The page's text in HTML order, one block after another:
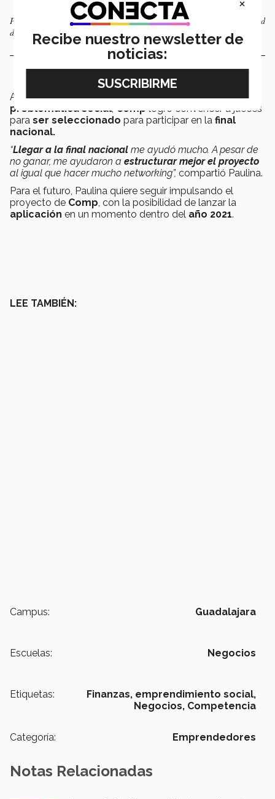
Paulina quiere seguir impulsando el proyecto de Comp con la posibilidad
de lanzar la aplicación en un momento dentro del año 2021.
A pesar de la rapidez de la idea para resolver una
problemática social, Comp logró convencer a jueces
para ser seleccionado para participar en la final
nacional.
“Llegar a la final nacional me ayudó mucho. A pesar de
no ganar, me ayudaron a estructurar mejor el proyecto
al igual que hacer mucho networking”, compartió Paulina.
Para el futuro, Paulina quiere seguir impulsando el
proyecto de Comp, con la posibilidad de lanzar la
aplicación en un momento dentro del año 2021.
LEE TAMBIÉN:
Campus: Guadalajara
Escuelas: Negocios
Etiquetas: Finanzas, emprendimiento social,
Negocios, Competencia
Categoría: Emprendedores
Notas Relacionadas
Recibe nuestro newsletter de
noticias: